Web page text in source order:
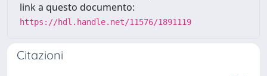
link a questo documento:
https://hdl.handle.net/11576/1891119
Citazioni